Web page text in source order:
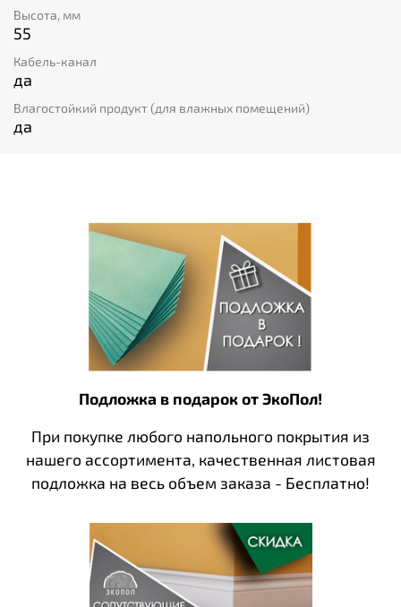
Высота, мм
55
Кабель-канал
да
Влагостойкий продукт (для влажных помещений)
да
Подложка в подарок от ЭкоПол!
При покупке любого напольного покрытия из
нашего ассортимента, качественная листовая
подложка на весь объем заказа - Бесплатно!